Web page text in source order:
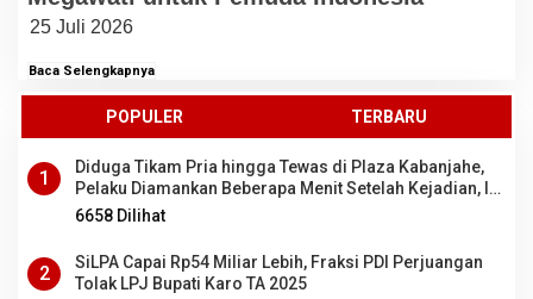
25 Juli 2026
Baca Selengkapnya
POPULER TERBARU
1
Diduga Tikam Pria hingga Tewas di Plaza Kabanjahe,
Pelaku Diamankan Beberapa Menit Setelah Kejadian, Ini
Motifnya
6658 Dilihat
2
SiLPA Capai Rp54 Miliar Lebih, Fraksi PDI Perjuangan
Tolak LPJ Bupati Karo TA 2025